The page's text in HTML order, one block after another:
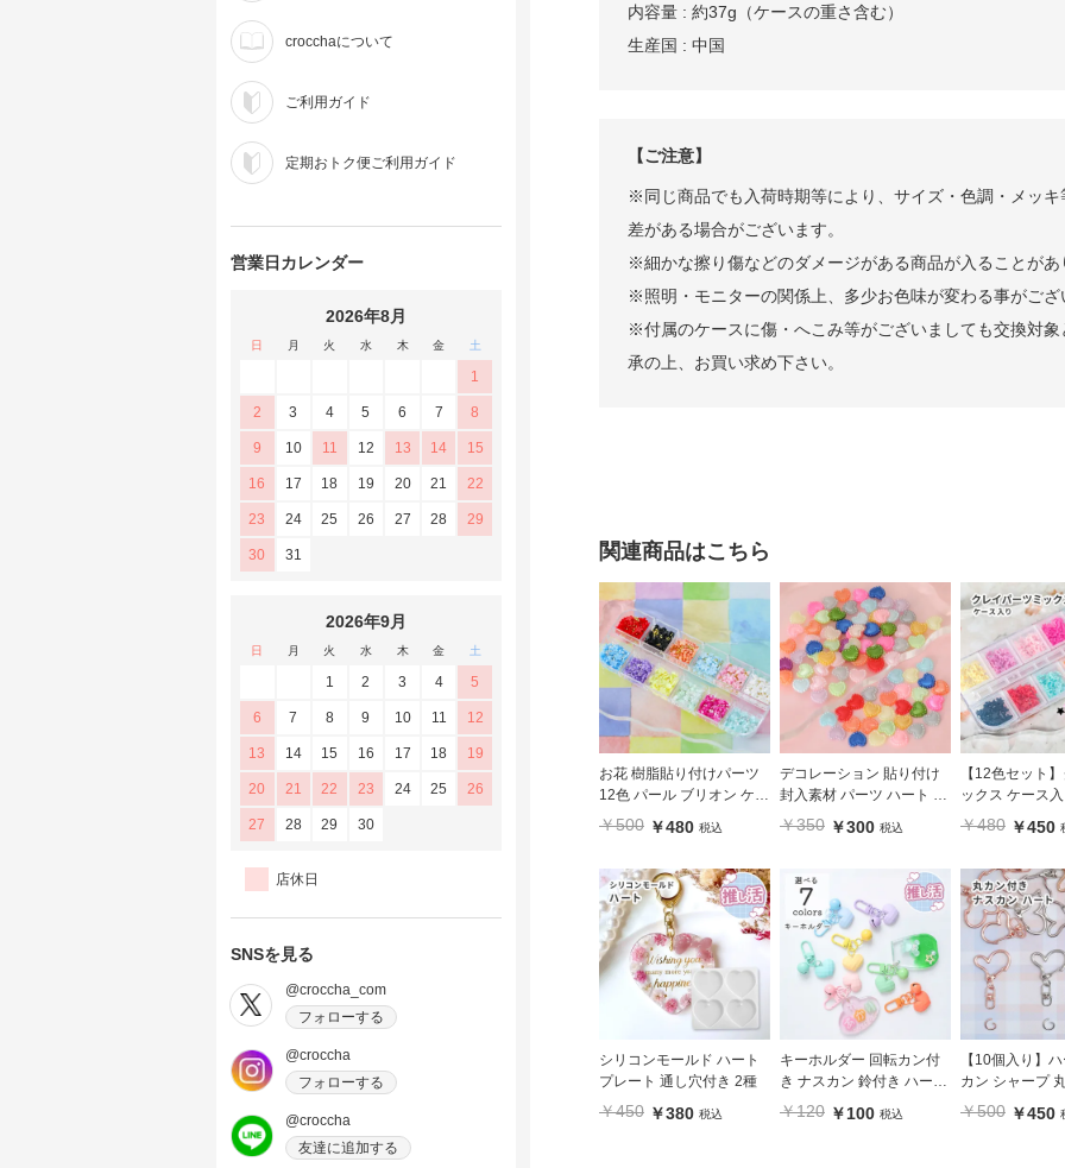
crocchaについて
ご利用ガイド
定期おトク便ご利用ガイド
営業日カレンダー
2026年8月
日 月 火 水 木 金 土
1
2 3 4 5 6 7 8
9 10 11 12 13 14 15
16 17 18 19 20 21 22
23 24 25 26 27 28 29
30 31
2026年9月
日 月 火 水 木 金 土
1 2 3 4 5
6 7 8 9 10 11 12
13 14 15 16 17 18 19
20 21 22 23 24 25 26
27 28 29 30
店休日
SNSを見る
@croccha_com
フォローする
@croccha
フォローする
@croccha
友達に追加する
内容量 : 約37g（ケースの重さ含む）
生産国 : 中国
【ご注意】
※同じ商品でも入荷時期等により、サイズ・色調・メッ
差がある場合がございます。
※細かな擦り傷などのダメージがある商品が入ることがあ
※照明・モニターの関係上、多少お色味が変わる事がござ
※付属のケースに傷・へこみ等がございましても交換対
承の上、お買い求め下さい。
関連商品はこちら
お花 樹脂貼り付けパーツ
12色 パール ブリオン ケー
ス入り
￥500 ￥480 税込
デコレーション 貼り付け
封入素材 パーツ ハート カ
ラフル アソートミックス
￥350 ￥300 税込
【12色セット
ックス ケース
封入 シャカシ
星 カラフル
￥480 ￥450
シリコンモールド ハート
プレート 通し穴付き 2種
￥450 ￥380 税込
キーホルダー 回転カン付
き ナスカン 鈴付き ハート
パステルカラー 推し活 7
￥120 ￥100 税込
【10個入り】
カン シャープ
ゴールド ロー
￥500 ￥450